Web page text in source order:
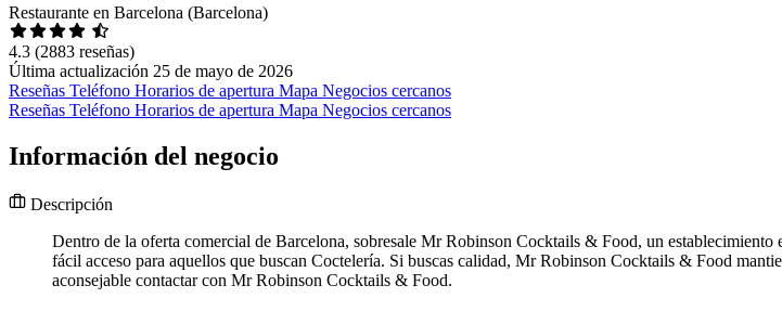
Restaurante en Barcelona (Barcelona)
4.3 (2883 reseñas)
Última actualización 25 de mayo de 2026
Reseñas Teléfono Horarios de apertura Mapa Negocios cercanos
Reseñas Teléfono Horarios de apertura Mapa Negocios cercanos
Información del negocio
Descripción
Dentro de la oferta comercial de Barcelona, sobresale Mr Robinson Cocktails & Food, un
fácil acceso para aquellos que buscan Coctelería. Si buscas calidad, Mr Robinson Cocktails & Food
aconsejable contactar con Mr Robinson Cocktails & Food.